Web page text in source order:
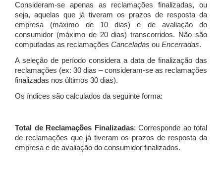
Consideram-se apenas as reclamações finalizadas, ou
seja, aquelas que já tiveram os prazos de resposta da
empresa (máximo de 10 dias) e de avaliação do
consumidor (máximo de 20 dias) transcorridos. Não são
computadas as reclamações Canceladas ou Encerradas.
A seleção de período considera a data de finalização das
reclamações (ex: 30 dias – consideram-se as reclamações
finalizadas nos últimos 30 dias).
Os índices são calculados da seguinte forma:
Total de Reclamações Finalizadas: Corresponde ao total
de reclamações que já tiveram os prazos de resposta da
empresa e de avaliação do consumidor finalizados.